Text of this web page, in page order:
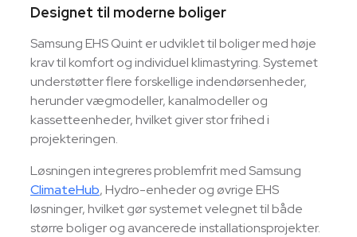
Designet til moderne boliger
Samsung EHS Quint er udviklet til boliger med høje
krav til komfort og individuel klimastyring. Systemet
understøtter flere forskellige indendørsenheder,
herunder vægmodeller, kanalmodeller og
kassetteenheder, hvilket giver stor frihed i
projekteringen.
Løsningen integreres problemfrit med Samsung
ClimateHub, Hydro-enheder og øvrige EHS
løsninger, hvilket gør systemet velegnet til både
større boliger og avancerede installationsprojekter.